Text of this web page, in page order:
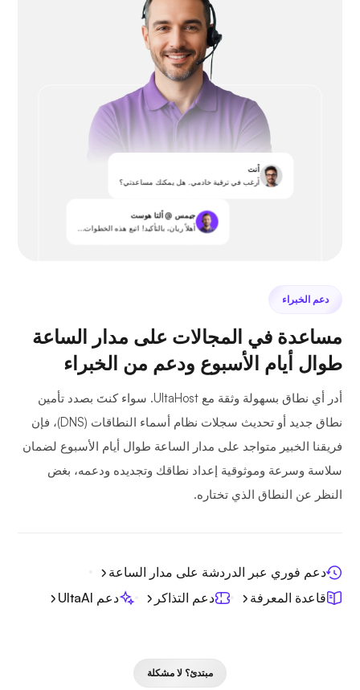
أنت
أرغب في ترقية خادمي. هل يمكنك مساعدتي؟
جيمس @ ألتا هوست
أهلاً ريان، بالتأكيد! اتبع هذه الخطوات...
دعم الخبراء
مساعدة في المجالات على مدار الساعة
طوال أيام الأسبوع ودعم من الخبراء
أدر أي نطاق بسهولة وثقة مع UltaHost. سواء كنتَ بصدد تأمين
نطاق جديد أو تحديث سجلات نظام أسماء النطاقات (DNS)، فإن
فريقنا الخبير متواجد على مدار الساعة طوال أيام الأسبوع لضمان
سلاسة وسرعة وموثوقية إعداد نطاقك وتجديده ودعمه، بغض
النظر عن النطاق الذي تختاره.
دعم فوري عبر الدردشة على مدار الساعة
قاعدة المعرفة
دعم التذاكر دعم UltaAI
مبتدئ؟ لا مشكلة